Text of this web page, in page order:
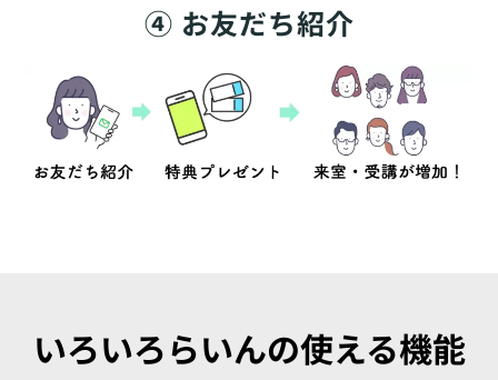
④ お友だち紹介
いろいろらいんの使える機能